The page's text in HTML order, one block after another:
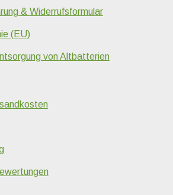
& Widerrufsformular
(EU)
von Altbatterien